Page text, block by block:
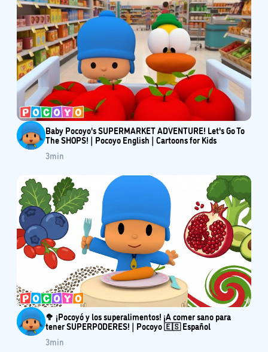
Baby Pocoyo's SUPERMARKET ADVENTURE! Let's Go To
The SHOPS! | Pocoyo English | Cartoons for Kids
3min
🥦 ¡Pocoyó y los superalimentos! ¡A comer sano para
tener SUPERPODERES! | Pocoyo 🇪🇸 Español
3min